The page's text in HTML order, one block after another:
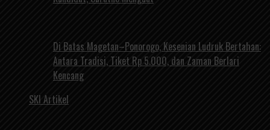
Di Batas Magetan–Ponorogo, Kesenian Ludruk Bertahan:
Antara Tradisi, Tiket Rp 5.000, dan Zaman Berlari
Kencang
SKI Artikel